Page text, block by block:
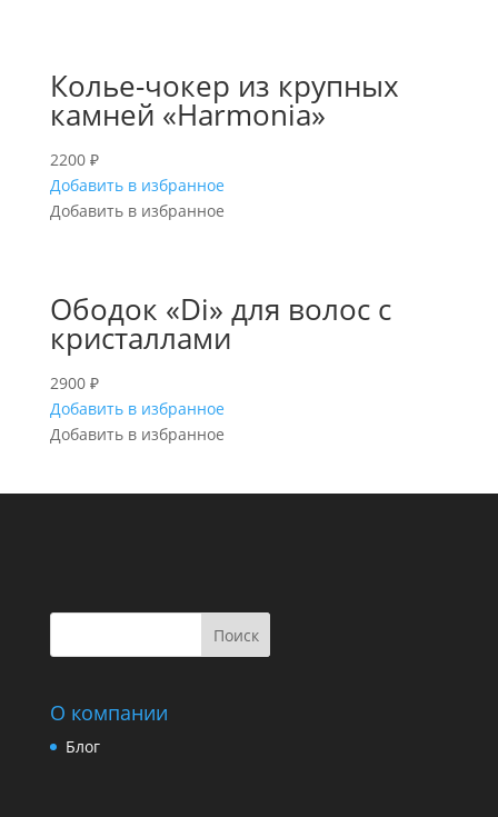
Колье-чокер из крупных
камней «Harmonia»
2200 ₽
Добавить в избранное
Добавить в избранное
Ободок «Di» для волос с
кристаллами
2900 ₽
Добавить в избранное
Добавить в избранное
Поиск
О компании
Блог